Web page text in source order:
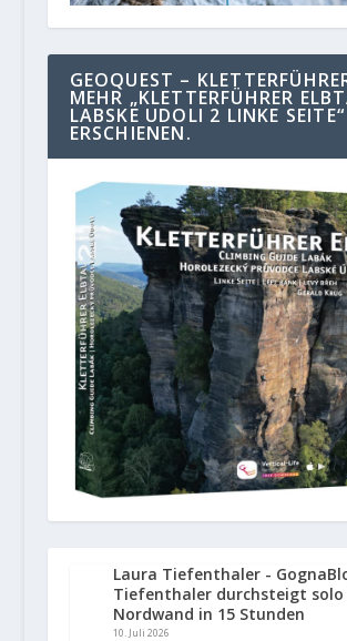
GEOQUEST –
MEHR „KLETTERFÜHRER
LABSKE UDOLI 2 LINKE SEITE“
ERSCHIENEN.
Laura Tiefenthaler -
Tiefenthaler durchsteigt solo
Nordwand in 15 Stunden
10. Juli 2026